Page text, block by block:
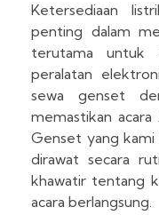
Ketersediaan
penting dalam
terutama untuk
peralatan
sewa genset
memastikan acara
Genset yang kami
dirawat secara
khawatir tentang
acara berlangsung.